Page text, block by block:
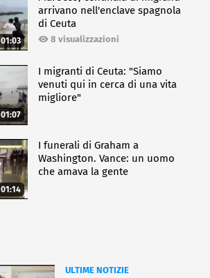
01:03
arrivano nell'enclave spagnola
di Ceuta
8 visualizzazioni
01:07
I migranti di Ceuta: "Siamo
venuti qui in cerca di una vita
migliore"
01:14
I funerali di Graham a
Washington. Vance: un uomo
che amava la gente
ULTIME NOTIZIE